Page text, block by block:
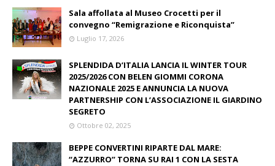
Sala affollata al Museo Crocetti per il
convegno “Remigrazione e Riconquista”
Luglio 17, 2026
SPLENDIDA D’ITALIA LANCIA IL WINTER TOUR
2025/2026 CON BELEN GIOMMI CORONA
NAZIONALE 2025 E ANNUNCIA LA NUOVA
PARTNERSHIP CON L’ASSOCIAZIONE IL GIARDINO
SEGRETO
Ottobre 02, 2025
BEPPE CONVERTINI RIPARTE DAL MARE:
“AZZURRO” TORNA SU RAI 1 CON LA SESTA